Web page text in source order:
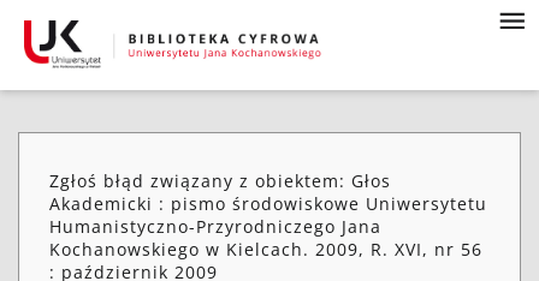
Zgłoś błąd związany z obiektem: Głos
Akademicki : pismo środowiskowe Uniwersytetu
Humanistyczno-Przyrodniczego Jana
Kochanowskiego w Kielcach. 2009, R. XVI, nr 56
: październik 2009